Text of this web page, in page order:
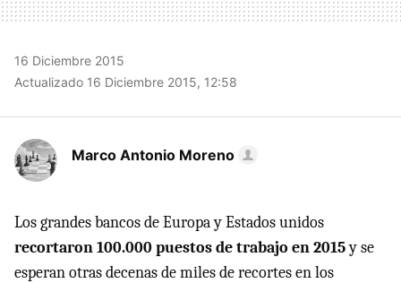
16 Diciembre 2015
Actualizado 16 Diciembre 2015, 12:58
Marco Antonio Moreno
Los grandes bancos de Europa y Estados unidos
recortaron 100.000 puestos de trabajo en 2015y se
esperan otras decenas de miles de recortes en los